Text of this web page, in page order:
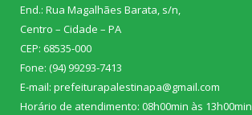
End.: Rua Magalhães Barata, s/n,
Centro – Cidade – PA
CEP: 68535-000
Fone: (94) 99293-7413
E-mail: prefeiturapalestinapa@gmail.com
Horário de atendimento: 08h00min às 13h00min